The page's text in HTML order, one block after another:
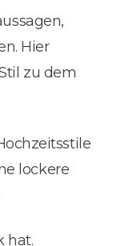
Hier
zu dem
lockere
hat.